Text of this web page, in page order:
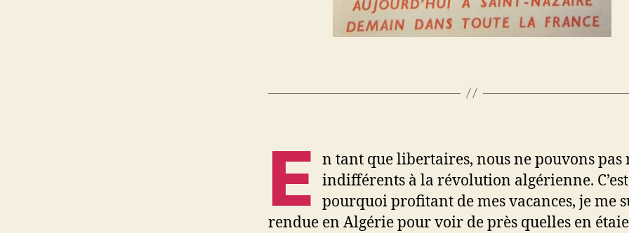
E n tant que libertaires, nous ne pouvons pas
indifférents à la révolution algérienne. C’est
pourquoi profitant de mes vacances, je me
rendue en Algérie pour voir de près quelles en